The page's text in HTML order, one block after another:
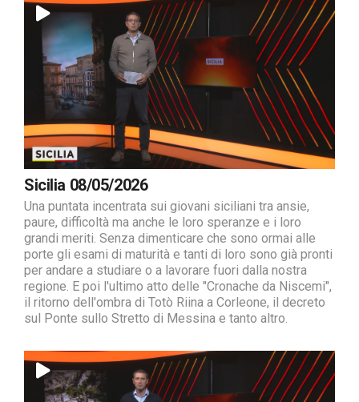
Sicilia 08/05/2026
Una puntata incentrata sui giovani siciliani tra ansie,
paure, difficoltà ma anche le loro speranze e i loro
grandi meriti. Senza dimenticare che sono ormai alle
porte gli esami di maturità e tanti di loro sono già pronti
per andare a studiare o a lavorare fuori dalla nostra
regione. E poi l'ultimo atto delle "Cronache da Niscemi",
il ritorno dell'ombra di Totò Riina a Corleone, il decreto
sul Ponte sullo Stretto di Messina e tanto altro.